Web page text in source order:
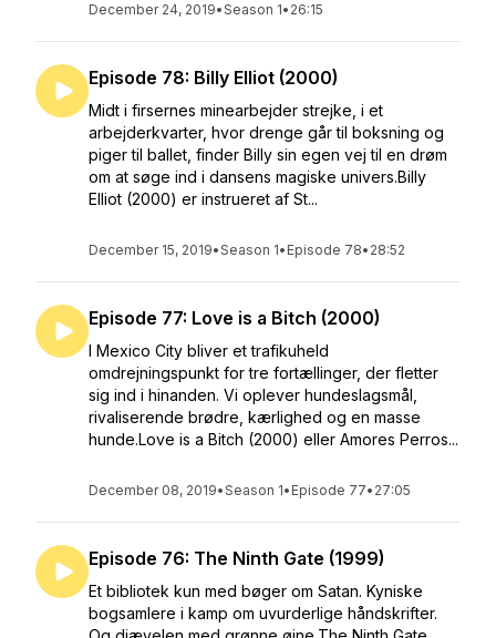
December 24, 2019•Season 1• 26:15
Episode 78: Billy Elliot (2000)
Midt i firsernes minearbejder strejke, i et
arbejderkvarter, hvor drenge går til boksning og
piger til ballet, finder Billy sin egen vej til en drøm
om at søge ind i dansens magiske univers.Billy
Elliot (2000) er instrueret af St...
December 15, 2019•Season 1• Episode 78• 28:52
Episode 77: Love is a Bitch (2000)
I Mexico City bliver et trafikuheld
omdrejningspunkt for tre fortællinger, der fletter
sig ind i hinanden. Vi oplever hundeslagsmål,
rivaliserende brødre, kærlighed og en masse
hunde.Love is a Bitch (2000) eller Amores Perros...
December 08, 2019•Season 1• Episode 77• 27:05
Episode 76: The Ninth Gate (1999)
Et bibliotek kun med bøger om Satan. Kyniske
bogsamlere i kamp om uvurderlige håndskrifter.